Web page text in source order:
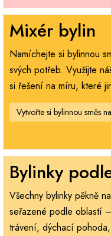
Mixér bylin
Namíchejte si bylinnou
svých potřeb. Využijte
si řešení na míru, které
Vytvořte si bylinnou směs
Bylinky
Všechny bylinky pěkně
seřazené podle oblastí
trávení, dýchací pohoda,